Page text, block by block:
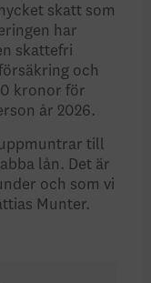
skatt som
har
skattefri
och
kronor för
år 2026.
till
lån. Det är
och som vi
Munter.